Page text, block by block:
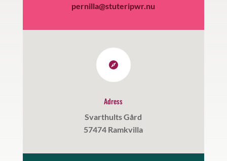
pernilla@stuteripwr.nu

Adress
Svarthults Gård
57474 Ramkvilla